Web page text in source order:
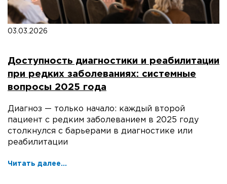
03.03.2026
Доступность диагностики и реабилитации
при редких заболеваниях: системные
вопросы 2025 года
Диагноз — только начало: каждый второй
пациент с редким заболеванием в 2025 году
столкнулся с барьерами в диагностике или
реабилитации
Читать далее...